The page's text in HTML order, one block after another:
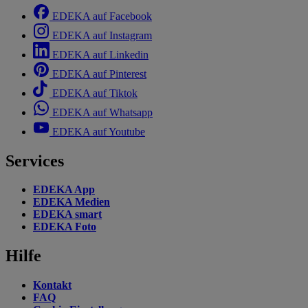
EDEKA auf Facebook
EDEKA auf Instagram
EDEKA auf Linkedin
EDEKA auf Pinterest
EDEKA auf Tiktok
EDEKA auf Whatsapp
EDEKA auf Youtube
Services
EDEKA App
EDEKA Medien
EDEKA smart
EDEKA Foto
Hilfe
Kontakt
FAQ